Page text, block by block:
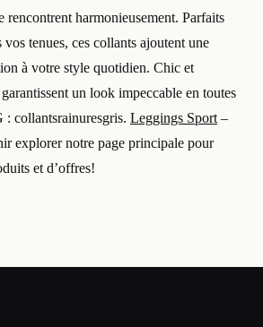
rencontrent harmonieusement. Parfaits
vos tenues, ces collants ajoutent une
à votre style quotidien. Chic et
un look impeccable en toutes
: collantsrainuresgris. Leggings Sport –
explorer notre page principale pour
et d’offres!